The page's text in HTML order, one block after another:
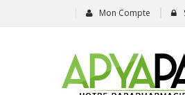
Mon Compte